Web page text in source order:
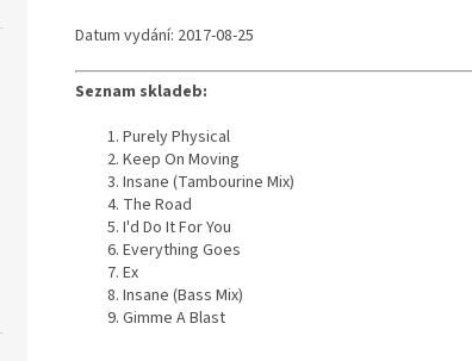
Datum vydání: 2017-08-25
Seznam skladeb:
Purely Physical
Keep On Moving
Insane (Tambourine Mix)
The Road
I'd Do It For You
Everything Goes
Ex
Insane (Bass Mix)
Gimme A Blast